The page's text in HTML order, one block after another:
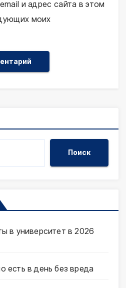
и адрес сайта в этом
моих
Поиск
в университет в 2026
есть в день без вреда